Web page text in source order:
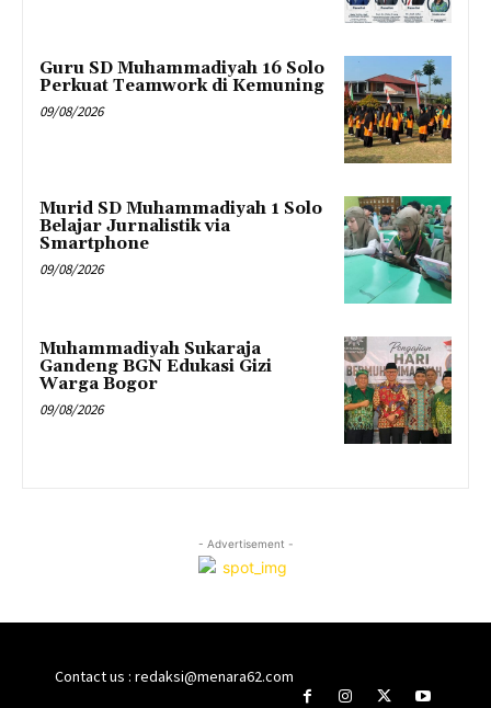
Guru SD Muhammadiyah 16 Solo
Perkuat Teamwork di Kemuning
09/08/2026
Murid SD Muhammadiyah 1 Solo
Belajar Jurnalistik via
Smartphone
09/08/2026
Muhammadiyah Sukaraja
Gandeng BGN Edukasi Gizi
Warga Bogor
09/08/2026
- Advertisement -
Contact us : redaksi@menara62.com